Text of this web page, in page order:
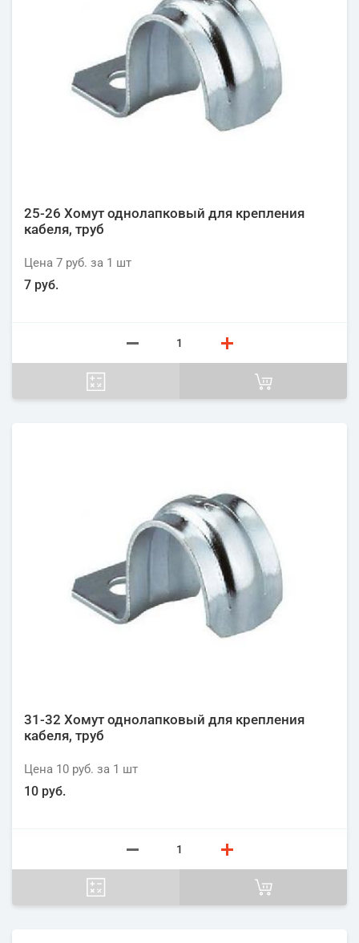
25-26 Хомут однолапковый для крепления
кабеля, труб
Цена 7 руб. за 1 шт
7 руб.
31-32 Хомут однолапковый для крепления
кабеля, труб
Цена 10 руб. за 1 шт
10 руб.